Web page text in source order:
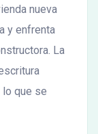
nueva
y enfrenta
La
que se